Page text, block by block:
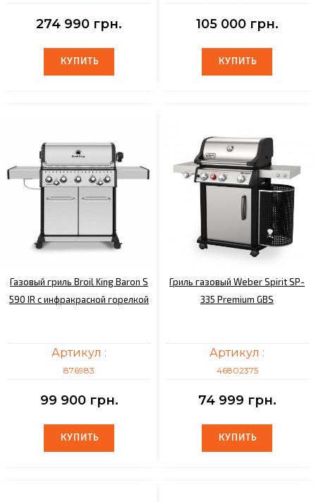
274 990 грн.
КУПИТЬ
КУПИТЬ
105 000 грн.
КУПИТЬ
КУПИТЬ
Газовый гриль Broil King Baron S
590 IR с инфракрасной горелкой
Артикул :
876983
99 900 грн.
КУПИТЬ
КУПИТЬ
Гриль газовый Weber Spirit SP-
335 Premium GBS
Артикул :
46802375
74 999 грн.
КУПИТЬ
КУПИТЬ